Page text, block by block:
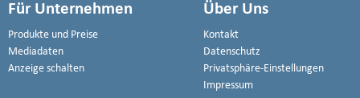
Für Unternehmen
Produkte und Preise
Mediadaten
Anzeige schalten
Über Uns
Kontakt
Datenschutz
Privatsphäre-Einstellungen
Impressum